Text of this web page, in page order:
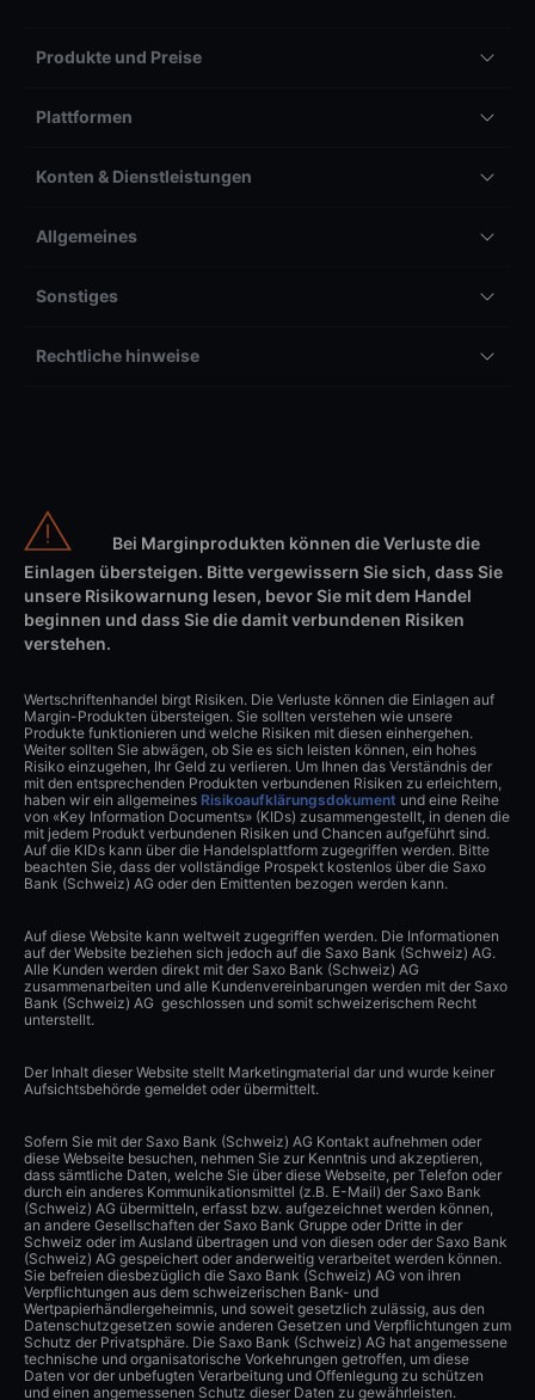
Produkte und Preise
Plattformen
Konten & Dienstleistungen
Allgemeines
Sonstiges
Rechtliche hinweise
Bei Marginprodukten können die Verluste die
Einlagen übersteigen. Bitte vergewissern Sie sich, dass Sie
unsere Risikowarnung lesen, bevor Sie mit dem Handel
beginnen und dass Sie die damit verbundenen Risiken
verstehen.
Wertschriftenhandel birgt Risiken. Die Verluste können die Einlagen auf
Margin-Produkten übersteigen. Sie sollten verstehen wie unsere
Produkte funktionieren und welche Risiken mit diesen einhergehen.
Weiter sollten Sie abwägen, ob Sie es sich leisten können, ein hohes
Risiko einzugehen, Ihr Geld zu verlieren. Um Ihnen das Verständnis der
mit den entsprechenden Produkten verbundenen Risiken zu erleichtern,
haben wir ein allgemeines Risikoaufklärungsdokument und eine Reihe
von «Key Information Documents» (KIDs) zusammengestellt, in denen die
mit jedem Produkt verbundenen Risiken und Chancen aufgeführt sind.
Auf die KIDs kann über die Handelsplattform zugegriffen werden. Bitte
beachten Sie, dass der vollständige Prospekt kostenlos über die Saxo
Bank (Schweiz) AG oder den Emittenten bezogen werden kann.
Auf diese Website kann weltweit zugegriffen werden. Die Informationen
auf der Website beziehen sich jedoch auf die Saxo Bank (Schweiz) AG.
Alle Kunden werden direkt mit der Saxo Bank (Schweiz) AG
zusammenarbeiten und alle Kundenvereinbarungen werden mit der Saxo
Bank (Schweiz) AG geschlossen und somit schweizerischem Recht
unterstellt.
Der Inhalt dieser Website stellt Marketingmaterial dar und wurde keiner
Aufsichtsbehörde gemeldet oder übermittelt.
Sofern Sie mit der Saxo Bank (Schweiz) AG Kontakt aufnehmen oder
diese Webseite besuchen, nehmen Sie zur Kenntnis und akzeptieren,
dass sämtliche Daten, welche Sie über diese Webseite, per Telefon oder
durch ein anderes Kommunikationsmittel (z.B. E-Mail) der Saxo Bank
(Schweiz) AG übermitteln, erfasst bzw. aufgezeichnet werden können,
an andere Gesellschaften der Saxo Bank Gruppe oder Dritte in der
Schweiz oder im Ausland übertragen und von diesen oder der Saxo Bank
(Schweiz) AG gespeichert oder anderweitig verarbeitet werden können.
Sie befreien diesbezüglich die Saxo Bank (Schweiz) AG von ihren
Verpflichtungen aus dem schweizerischen Bank- und
Wertpapierhändlergeheimnis, und soweit gesetzlich zulässig, aus den
Datenschutzgesetzen sowie anderen Gesetzen und Verpflichtungen zum
Schutz der Privatsphäre. Die Saxo Bank (Schweiz) AG hat angemessene
technische und organisatorische Vorkehrungen getroffen, um diese
Daten vor der unbefugten Verarbeitung und Offenlegung zu schützen
und einen angemessenen Schutz dieser Daten zu gewährleisten.